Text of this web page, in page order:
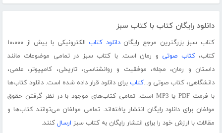
دانلود رایگان کتاب با کتاب سبز
کتاب سبز بزرگترین مرجع رایگاندانلود کتاب
الکترونیکی با بیش از ۱۰،۰۰۰
کتاب،کتاب صوتی و رمان است. با کتاب سبز در تمامی موضوعات مانند
داستان و رمان، مجله، موفقیت و روانشناسی، تاریخی، کامپیوتر، علمی،
دانشگاهی، کتاب صوتی و...کتاب برای دانلود قرار داده شده است. دانلود کتاب‌ها
با فرمت PDF یا MP3 است. تمامی کتاب‌های موجود با در نظر گرفتن حقوق
مولفان برای دانلود رایگان انتشار یافته‌اند. تمامی مولفان می‌توانند کتاب‌ها و
مقالات با ارزش خود را برای انتشار رایگان به کتاب سبز ارسال کنند.